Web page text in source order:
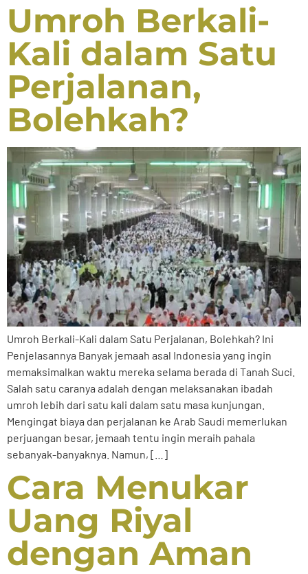
Umroh Berkali-
Kali dalam Satu
Perjalanan,
Bolehkah?
Umroh Berkali-Kali dalam Satu Perjalanan, Bolehkah? Ini
Penjelasannya Banyak jemaah asal Indonesia yang ingin
memaksimalkan waktu mereka selama berada di Tanah Suci.
Salah satu caranya adalah dengan melaksanakan ibadah
umroh lebih dari satu kali dalam satu masa kunjungan.
Mengingat biaya dan perjalanan ke Arab Saudi memerlukan
perjuangan besar, jemaah tentu ingin meraih pahala
sebanyak-banyaknya. Namun, […]
Cara Menukar
Uang Riyal
dengan Aman